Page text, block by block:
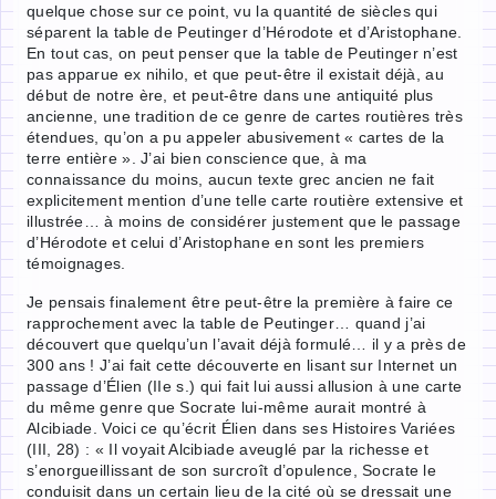
quelque chose sur ce point, vu la quantité de siècles qui
séparent la table de Peutinger d’Hérodote et d’Aristophane.
En tout cas, on peut penser que la table de Peutinger n’est
pas apparue ex nihilo, et que peut-être il existait déjà, au
début de notre ère, et peut-être dans une antiquité plus
ancienne, une tradition de ce genre de cartes routières très
étendues, qu’on a pu appeler abusivement « cartes de la
terre entière ». J’ai bien conscience que, à ma
connaissance du moins, aucun texte grec ancien ne fait
explicitement mention d’une telle carte routière extensive et
illustrée… à moins de considérer justement que le passage
d’Hérodote et celui d’Aristophane en sont les premiers
témoignages.
Je pensais finalement être peut-être la première à faire ce
rapprochement avec la table de Peutinger… quand j’ai
découvert que quelqu’un l’avait déjà formulé… il y a près de
300 ans ! J’ai fait cette découverte en lisant sur Internet un
passage d’Élien (IIe s.) qui fait lui aussi allusion à une carte
du même genre que Socrate lui-même aurait montré à
Alcibiade. Voici ce qu’écrit Élien dans ses Histoires Variées
(III, 28) : « Il voyait Alcibiade aveuglé par la richesse et
s’enorgueillissant de son surcroît d’opulence, Socrate le
conduisit dans un certain lieu de la cité où se dressait une